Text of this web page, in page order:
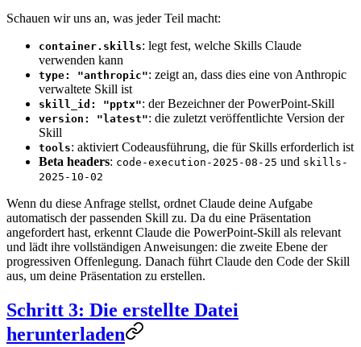
Schauen wir uns an, was jeder Teil macht:
container.skills: legt fest, welche Skills Claude
verwenden kann
type: "anthropic": zeigt an, dass dies eine von Anthropic
verwaltete Skill ist
skill_id: "pptx": der Bezeichner der PowerPoint-Skill
version: "latest": die zuletzt veröffentlichte Version der
Skill
tools: aktiviert Codeausführung, die für Skills erforderlich ist
Beta headers: code-execution-2025-08-25 und skills-
2025-10-02
Wenn du diese Anfrage stellst, ordnet Claude deine Aufgabe
automatisch der passenden Skill zu. Da du eine Präsentation
angefordert hast, erkennt Claude die PowerPoint-Skill als relevant
und lädt ihre vollständigen Anweisungen: die zweite Ebene der
progressiven Offenlegung. Danach führt Claude den Code der Skill
aus, um deine Präsentation zu erstellen.
Schritt 3: Die erstellte Datei
herunterladen